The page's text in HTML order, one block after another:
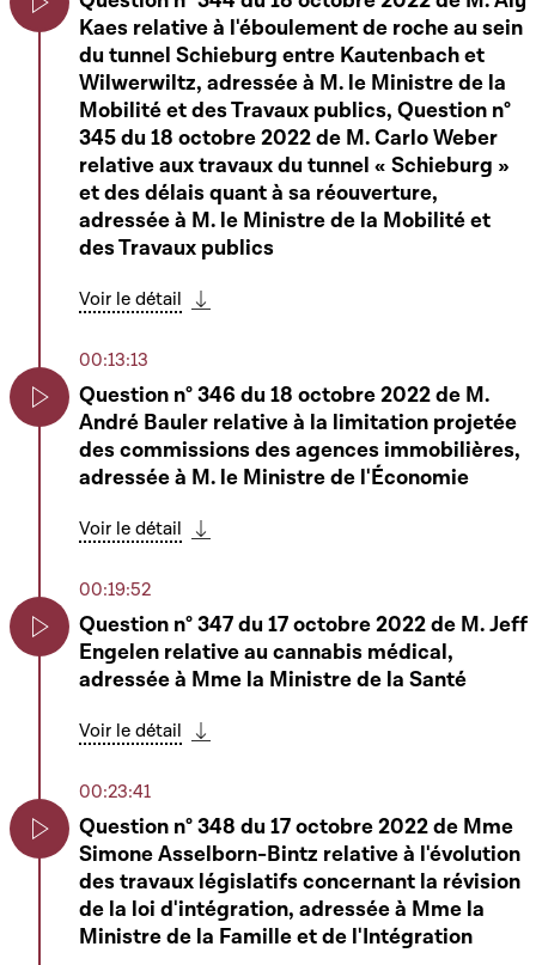
Kaes relative à l'éboulement de roche au sein
du tunnel Schieburg entre Kautenbach et
Wilwerwiltz, adressée à M. le Ministre de la
Mobilité et des Travaux publics, Question n°
345 du 18 octobre 2022 de M. Carlo Weber
relative aux travaux du tunnel « Schieburg »
et des délais quant à sa réouverture,
adressée à M. le Ministre de la Mobilité et
des Travaux publics
Voir le détail
00:13:13
Question n° 346 du 18 octobre 2022 de M.
André Bauler relative à la limitation projetée
des commissions des agences immobilières,
adressée à M. le Ministre de l'Économie
Voir le détail
00:19:52
Question n° 347 du 17 octobre 2022 de M. Jeff
Engelen relative au cannabis médical,
adressée à Mme la Ministre de la Santé
Voir le détail
00:23:41
Question n° 348 du 17 octobre 2022 de Mme
Simone Asselborn-Bintz relative à l'évolution
des travaux législatifs concernant la révision
de la loi d'intégration, adressée à Mme la
Ministre de la Famille et de l'Intégration
commerce ; 2° le Nouveau Code de
procédure civile ; 3° la loi modifiée du 19
décembre 2002 concernant le registre de
commerce et des sociétés ainsi que la
comptabilité et les comptes annuels des
entreprises ; 4° la loi modifiée du 19
décembre 2008 ayant pour objet la
coopération interadministrative et judiciaire
et le renforcement des moyens de
l'Administration des contributions directes,
des domaines et de l'Administration des
de - la loi modifiée du 12 février 1979
concernant la taxe sur la valeur ajoutée ; - la
loi générale des impôts (« Abgabenordnung
») ; - la loi modifiée du 17 avril 1964 portant
réorganisation de l'Administration des
20 mars 1970 portant réorganisation de
domaines ; - la loi modifiée du 27 novembre
1933 concernant le recouvrement des
contributions directes et des cotisations
d'assurance sociale ; 5° la loi modifiée du 25
mars 2020 instituant un système
électronique central de recherche de
données concernant des comptes de
paiement et des comptes bancaires
identifiés par un numéro IBAN et des coffres-
forts
Voir le détail
Télécharger cette séquence
02:41:25